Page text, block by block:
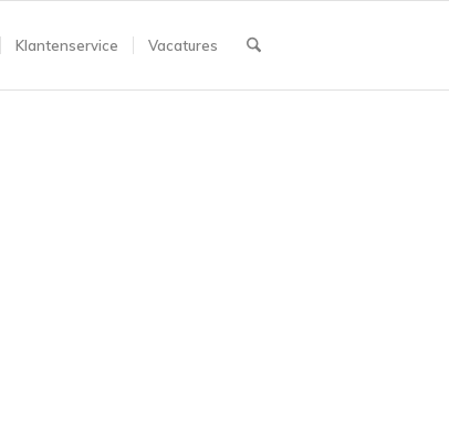
Klantenservice Vacatures